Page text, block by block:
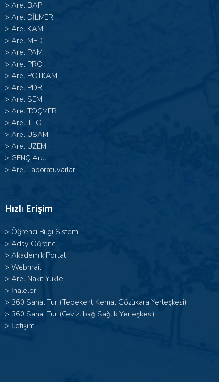
> Arel BAP
> Arel DİLMER
> Arel KAM
> Arel MED-I
> Arel PAM
> Arel PRO
> Arel POTKAM
> Arel PDR
> Arel SEM
> Arel TOÇMER
> Arel TTO
> Arel USAM
> Arel UZEM
> GENÇ Arel
> Arel Laboratuvarları
Hızlı Erişim
> Öğrenci Bilgi Sistemi
> Aday Öğrenci
> Akademik Portal
> Webmail
> Arel Nakit Yükle
> İhaleler
> 360 Sanal Tur (Tepekent Kemal Gözükara Yerleşkesi)
> 360 Sanal Tur (Cevizlibağ Sağlık Yerleşkesi)
> İletişim